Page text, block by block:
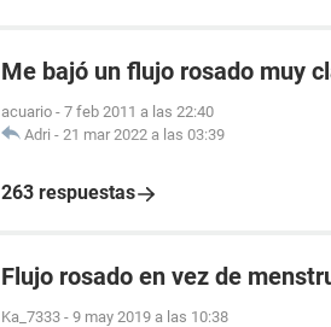
Me bajó un flujo rosado muy
acuario - 7 feb 2011 a las 22:40
Adri - 21 mar 2022 a las 03:39
263 respuestas
Flujo rosado en vez de
Ka_7333 - 9 may 2019 a las 10:38